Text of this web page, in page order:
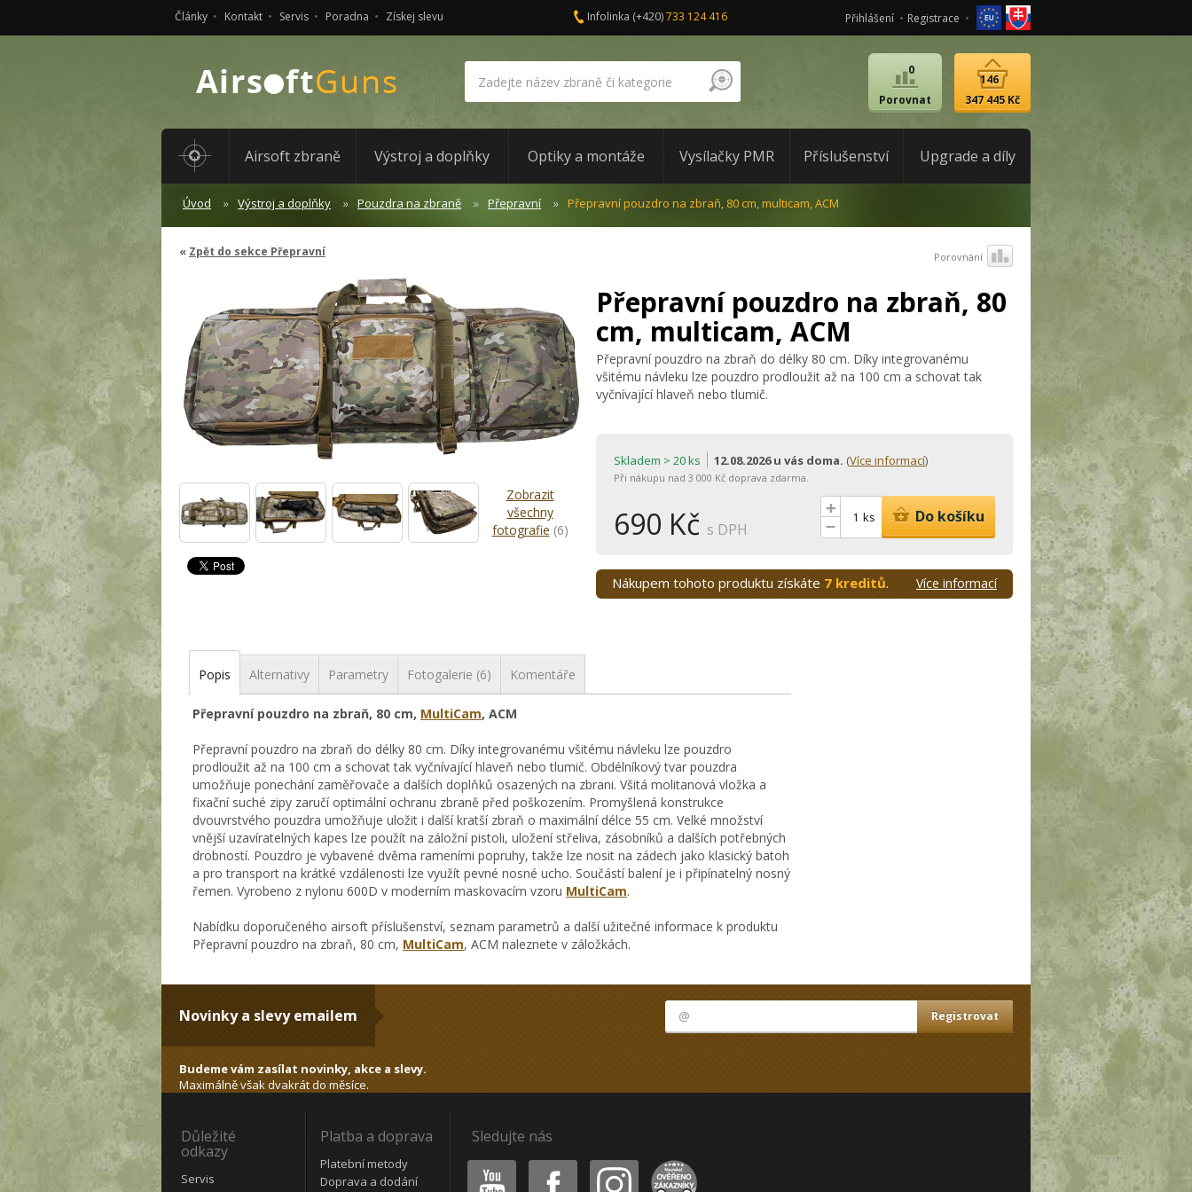
Články Kontakt Servis Poradna Získej slevu Infolinka (+420)733 124 416 Přihlášení Registrace
Porovnat
0
347 445 Kč
146
Airsoft zbraně Výstroj a doplňky Optiky a montáže Vysílačky PMR Příslušenství Upgrade a díly
Úvod Výstroj a doplňky Pouzdra na zbraně Přepravní Přepravní pouzdro na zbraň, 80 cm, multicam, ACM
Zpět do sekce Přepravní Porovnání
Zobrazit
všechny
fotografie (6)
Přepravní pouzdro na zbraň, 80
cm, multicam, ACM
Přepravní pouzdro na zbraň do délky 80 cm. Díky integrovanému
všitému návleku lze pouzdro prodloužit až na 100 cm a schovat tak
vyčnívající hlaveň nebo tlumič.
Skladem > 20 ks 12.08.2026 u vás doma. (Více informací)
Při nákupu nad 3 000 Kč doprava zdarma.
690 Kč s DPH
+
–
ks Do košíku
Nákupem tohoto produktu získáte 7 kreditů. Více informací
Popis Alternativy Parametry Fotogalerie (6) Komentáře
Přepravní pouzdro na zbraň, 80 cm, MultiCam, ACM
Přepravní pouzdro na zbraň do délky 80 cm. Díky integrovanému všitému návleku lze pouzdro
prodloužit až na 100 cm a schovat tak vyčnívající hlaveň nebo tlumič. Obdélníkový tvar pouzdra
umožňuje ponechání zaměřovače a dalších doplňků osazených na zbrani. Všitá molitanová vložka a
fixační suché zipy zaručí optimální ochranu zbraně před poškozením. Promyšlená konstrukce
dvouvrstvého pouzdra umožňuje uložit i další kratší zbraň o maximální délce 55 cm. Velké množství
vnější uzavíratelných kapes lze použít na záložní pistoli, uložení střeliva, zásobníků a dalších potřebných
drobností. Pouzdro je vybavené dvěma rameními popruhy, takže lze nosit na zádech jako klasický batoh
a pro transport na krátké vzdálenosti lze využít pevné nosné ucho. Součástí balení je i připínatelný nosný
řemen. Vyrobeno z nylonu 600D v moderním maskovacím vzoru MultiCam.
Nabídku doporučeného airsoft příslušenství, seznam parametrů a další užitečné informace k produktu
Přepravní pouzdro na zbraň, 80 cm, MultiCam, ACM naleznete v záložkách.
Novinky a slevy emailem
Budeme vám zasílat novinky, akce a slevy.
Maximálně však dvakrát do měsíce.
Důležité
odkazy
Servis
Platba a doprava
Platební metody
Doprava a dodání
Sledujte nás
Youtube Facebook Instagram Heureka